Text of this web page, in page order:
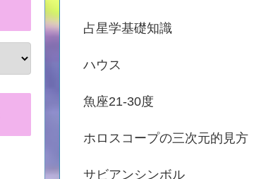
占星学基礎知識
ハウス
魚座21-30度
ホロスコープの三次元的見方
サビアンシンボル